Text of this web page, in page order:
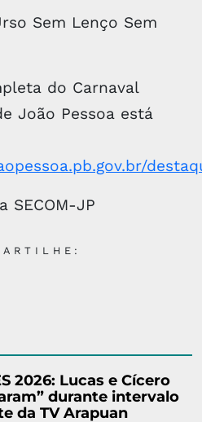
Sem Lenço Sem
do Carnaval
João Pessoa está
SECOM-JP
2026: Lucas e Cícero
durante intervalo
da TV Arapuan